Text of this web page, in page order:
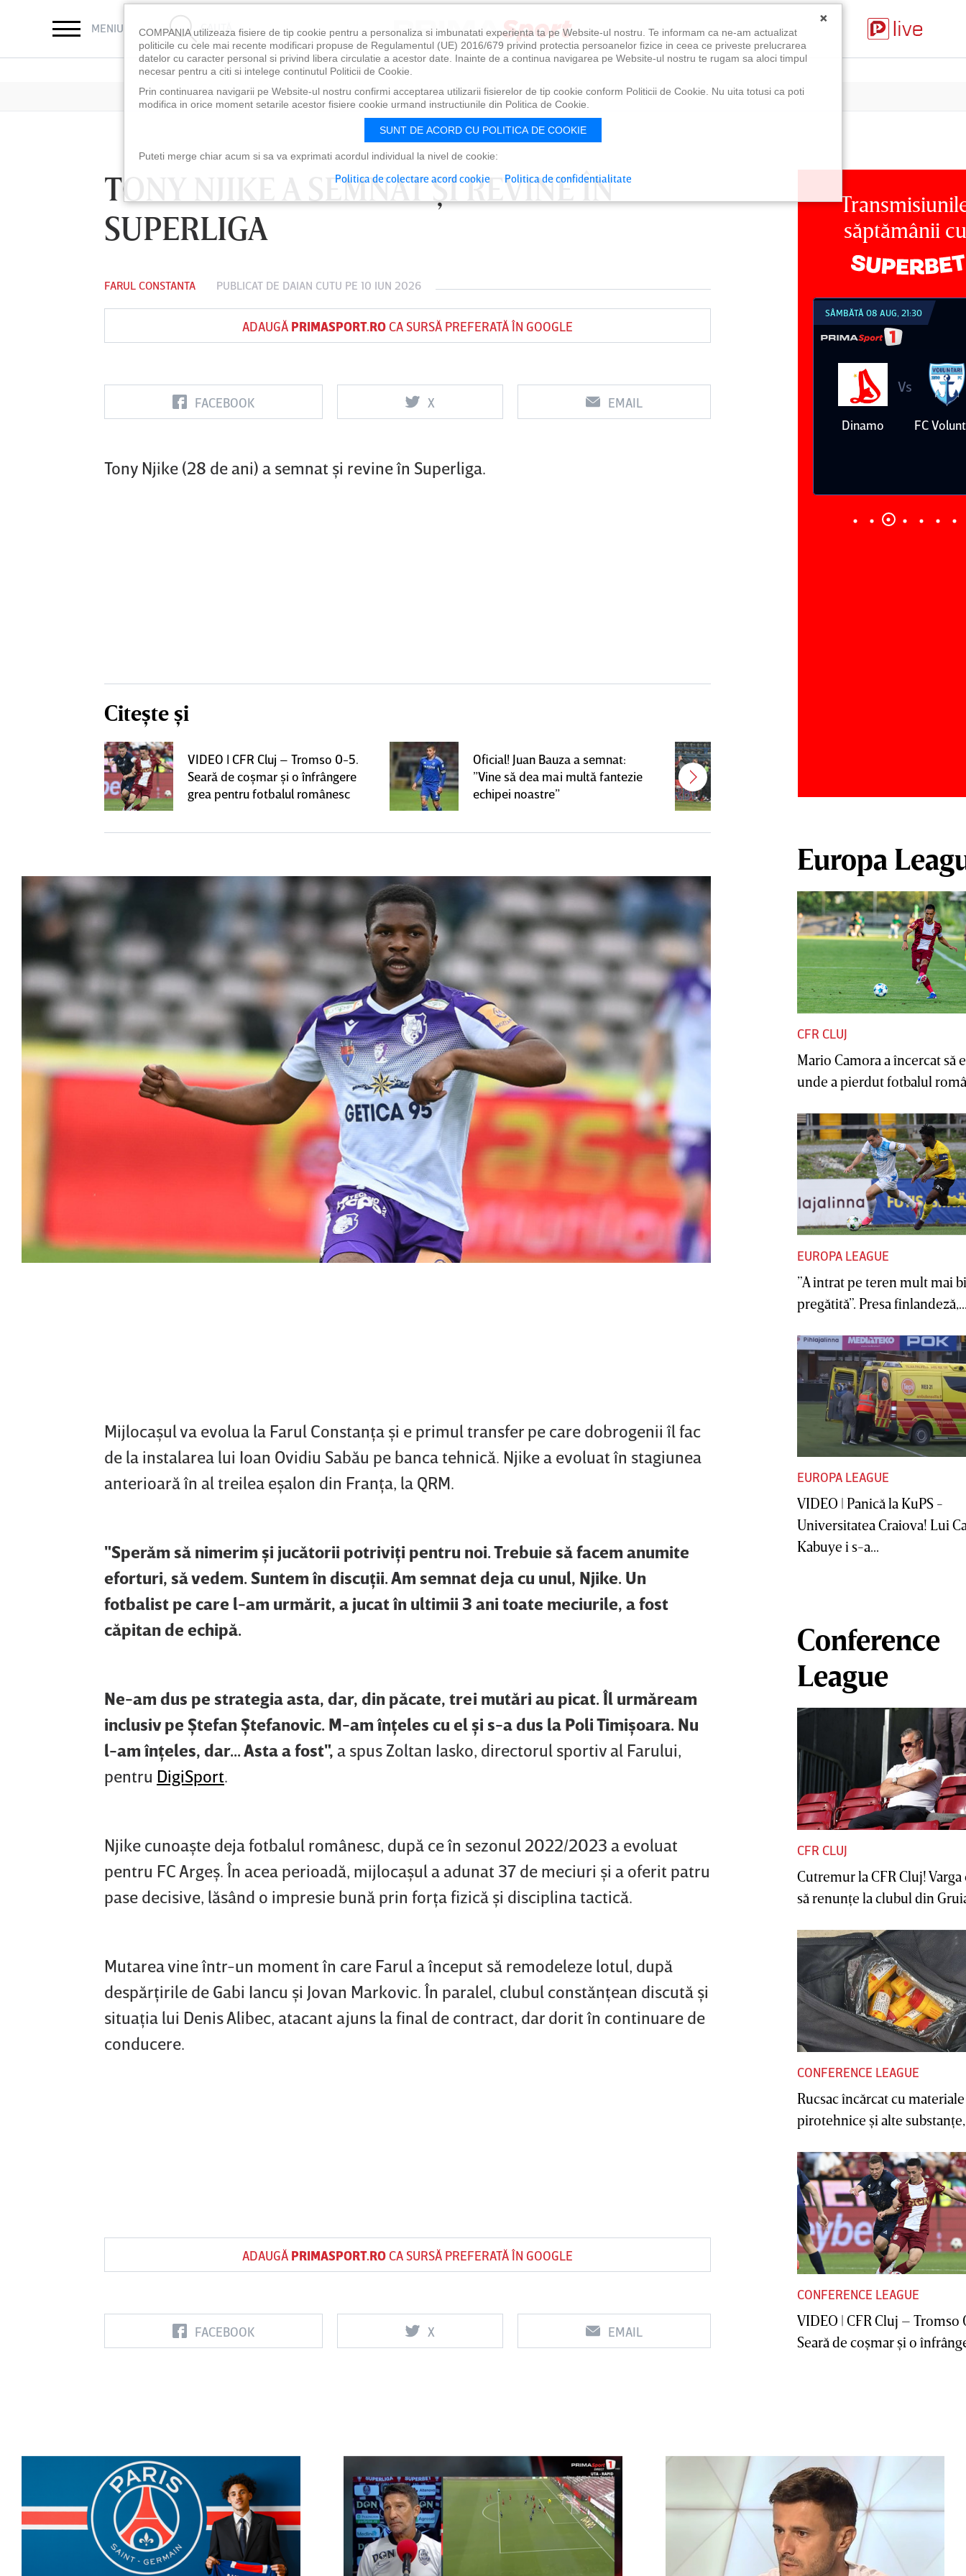
MENIU CAUTĂ
TONY NJIKE A SEMNAT ŞI REVINE ÎN
SUPERLIGA
FARUL CONSTANTA PUBLICAT DE DAIAN CUTU PE 10 IUN 2026
ADAUGĂ PRIMASPORT.ROCA SURSĂ PREFERATĂ ÎN GOOGLE
FACEBOOK X EMAIL
Tony Njike (28 de ani) a semnat şi revine în Superliga.
Citește și
VIDEO | CFR Cluj – Tromso 0-5.
Seară de coşmar şi o înfrângere
grea pentru fotbalul românesc
Oficial! Juan Bauza a semnat:
”Vine să dea mai multă fantezie
echipei noastre”
Mijlocaşul va evolua la Farul Constanţa şi e primul transfer pe care dobrogenii îl fac
de la instalarea lui Ioan Ovidiu Sabău pe banca tehnică. Njike a evoluat în stagiunea
anterioară în al treilea eşalon din Franţa, la QRM.
"Sperăm să nimerim şi jucătorii potriviţi pentru noi. Trebuie să facem anumite
eforturi, să vedem. Suntem în discuţii. Am semnat deja cu unul, Njike. Un
fotbalist pe care l-am urmărit, a jucat în ultimii 3 ani toate meciurile, a fost
căpitan de echipă.
Ne-am dus pe strategia asta, dar, din păcate, trei mutări au picat. Îl urmăream
inclusiv pe Ştefan Ştefanovic. M-am înţeles cu el şi s-a dus la Poli Timişoara. Nu
l-am înţeles, dar... Asta a fost", a spus Zoltan Iasko, directorul sportiv al Farului,
pentru DigiSport.
Njike cunoaşte deja fotbalul românesc, după ce în sezonul 2022/2023 a evoluat
pentru FC Argeş. În acea perioadă, mijlocaşul a adunat 37 de meciuri şi a oferit patru
pase decisive, lăsând o impresie bună prin forţa fizică şi disciplina tactică.
Mutarea vine într-un moment în care Farul a început să remodeleze lotul, după
despărţirile de Gabi Iancu şi Jovan Markovic. În paralel, clubul constănţean discută şi
situaţia lui Denis Alibec, atacant ajuns la final de contract, dar dorit în continuare de
conducere.
ADAUGĂ PRIMASPORT.ROCA SURSĂ PREFERATĂ ÎN GOOGLE
FACEBOOK X EMAIL
săptămânii cu
LUNI 10 AUG, 18:30
Vs
LUNI 10 AUG, 21:30
Vs
VINERI 07 AUG, 21:00
Vs
SÂMBĂTĂ 08 AUG, 18:30
Vs
SÂMBĂTĂ 08 AUG, 21:30
Dinamo
Vs
FC
Europa
CFR CLUJ
Mario Camora a încercat să
unde a pierdut fotbalul
EUROPA LEAGUE
”A intrat pe teren mult mai
pregătită”. Presa
EUROPA LEAGUE
VIDEO | Panică la KuPS -
Universitatea Craiova! Lui
Kabuye i s-a...
Conference
League
CFR CLUJ
Cutremur la CFR Cluj! Varga
să renunţe la clubul din
CONFERENCE LEAGUE
Rucsac încărcat cu materiale
pirotehnice şi alte substanţe,
CONFERENCE LEAGUE
VIDEO | CFR Cluj – Tromso
Seară de coşmar şi o
×
COMPANIA utilizeaza fisiere de tip cookie pentru a personaliza si imbunatati experienta ta pe Website-ul nostru. Te informam ca ne-am actualizat
politicile cu cele mai recente modificari propuse de Regulamentul (UE) 2016/679 privind protectia persoanelor fizice in ceea ce priveste prelucrarea
datelor cu caracter personal si privind libera circulatie a acestor date. Inainte de a continua navigarea pe Website-ul nostru te rugam sa aloci timpul
necesar pentru a citi si intelege continutul Politicii de Cookie.
Prin continuarea navigarii pe Website-ul nostru confirmi acceptarea utilizarii fisierelor de tip cookie conform Politicii de Cookie. Nu uita totusi ca poti
modifica in orice moment setarile acestor fisiere cookie urmand instructiunile din Politica de Cookie.
SUNT DE ACORD CU POLITICA DE COOKIE
Puteti merge chiar acum si sa va exprimati acordul individual la nivel de cookie:
Politica de colectare acord cookie Politica de confidentialitate